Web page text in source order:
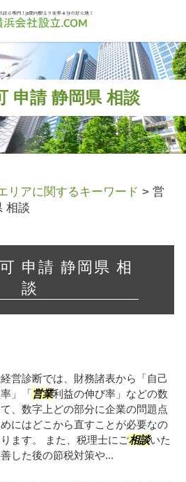
申請 静岡県 相談
リアに関するキーワード > 営
相談
申請 静岡県 相
談
営診断では、財務諸表から「自己
」「営業利益の伸び率」などの数
、数字上どの部分に企業の問題点
にはどこから直すことが必要なの
ます。 また、税理士にご相談いた
した後の節税対策や...